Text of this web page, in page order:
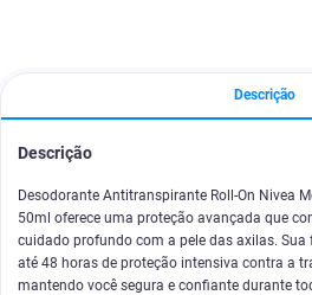
Descrição
Descrição
Desodorante Antitranspirante Roll-On Nivea
50ml oferece uma proteção avançada que
cuidado profundo com a pele das axilas.
até 48 horas de proteção intensiva contra a
mantendo você segura e confiante durante